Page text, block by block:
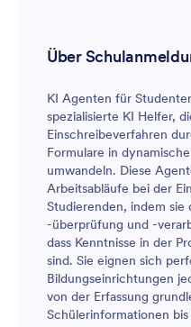
Über
KI Agenten für
spezialisierte KI Helfer,
Einschreibeverfahren
Formulare in
umwandeln. Diese
Arbeitsabläufe bei der
Studierenden, indem sie
-überprüfung und -
dass Kenntnisse in der
sind. Sie eignen sich
Bildungseinrichtungen
von der Erfassung
Schülerinformationen